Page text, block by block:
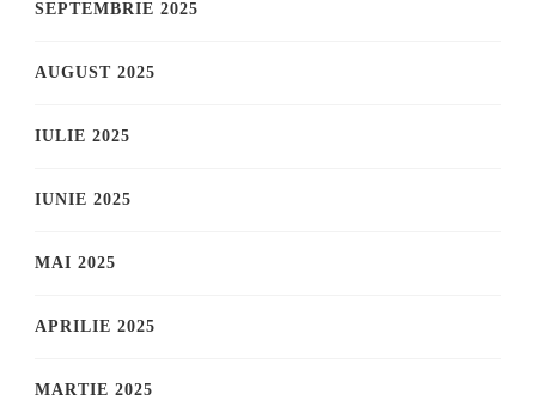
SEPTEMBRIE 2025
AUGUST 2025
IULIE 2025
IUNIE 2025
MAI 2025
APRILIE 2025
MARTIE 2025